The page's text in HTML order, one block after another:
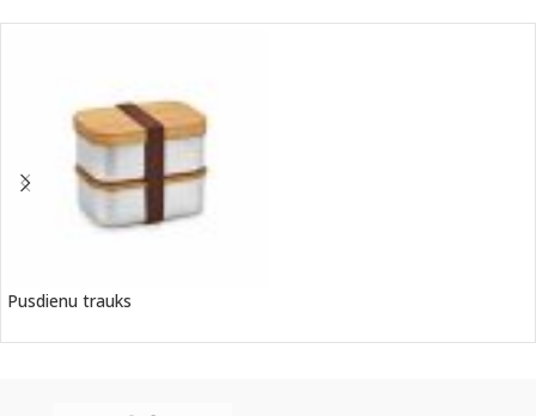
Pusdienu trauks